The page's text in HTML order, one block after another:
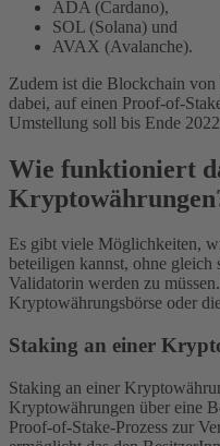
ADA (Cardano),
SOL (Solana) und
AVAX (Avalanche).
Zudem ist die Blockchain von
dabei, auf einen Proof-of-
Umstellung soll bis Ende
Wie funktioniert
Es gibt viele Möglichkeiten,
beteiligen kannst, ohne gleich
Validatorin werden zu
Kryptowährungsbörse oder
Staking an einer
Staking an einer
Kryptowährungen über eine
Proof-of-Stake-Prozess zur